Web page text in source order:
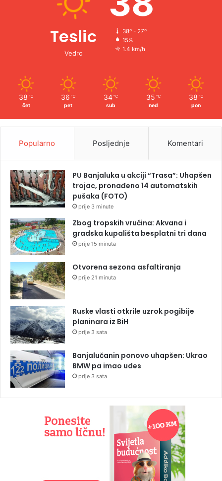
Teslic
Vedro
38º - 27º
15%
1.4 km/h
38 ℃
čet
36 ℃
pet
34 ℃
sub
35 ℃
ned
38 ℃
pon
Popularno Posljednje Komentari
PU Banjaluka u akciji “Trasa”: Uhapšen
trojac, pronađeno 14 automatskih
pušaka (FOTO)
prije 3 minute
Zbog tropskih vrućina: Akvana i
gradska kupališta besplatni tri dana
prije 15 minuta
Otvorena sezona asfaltiranja
prije 21 minuta
Ruske vlasti otkrile uzrok pogibije
planinara iz BiH
prije 3 sata
Banjalučanin ponovo uhapšen: Ukrao
BMW pa imao udes
prije 3 sata